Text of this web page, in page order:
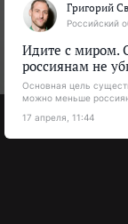
Григорий
Российский
Идите с миром.
россиянам не
Основная цель
можно меньше
17 апреля, 11:44